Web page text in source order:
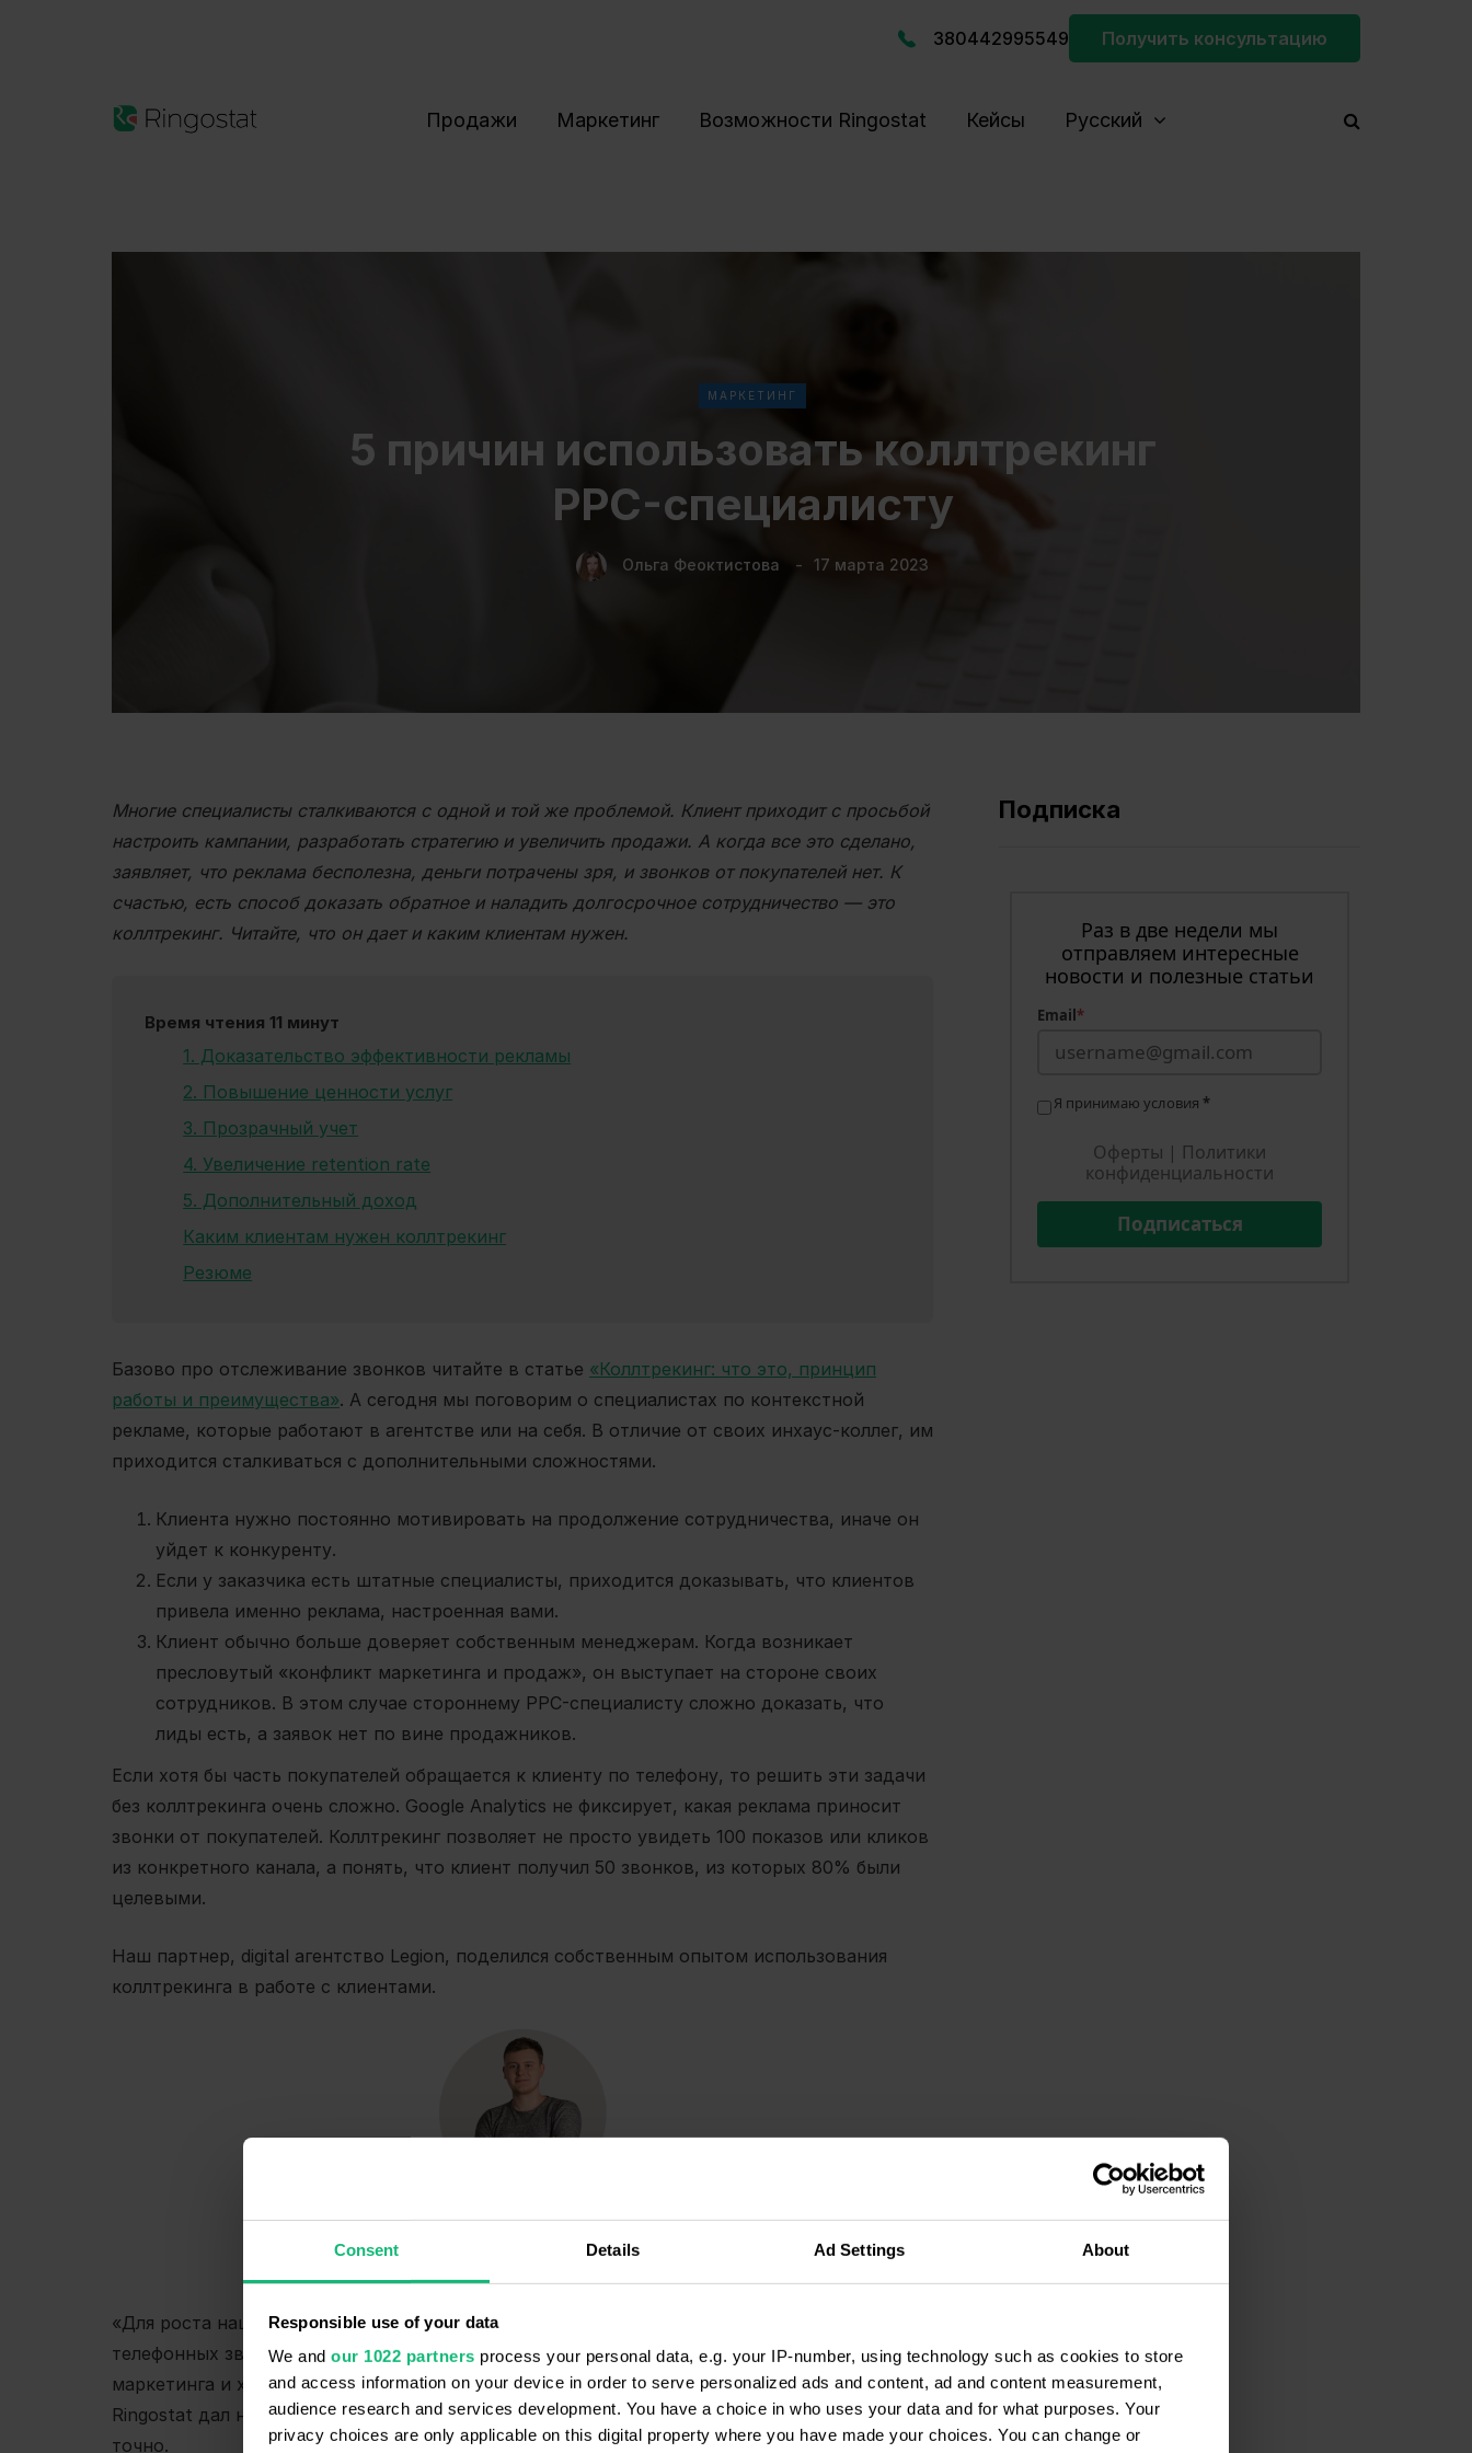
Consent Details Ad Settings About
Responsible use of your data
We and our 1022 partners process your personal data, e.g. your IP-number, using technology such as cookies to store
and access information on your device in order to serve personalized ads and content, ad and content measurement,
audience research and services development. You have a choice in who uses your data and for what purposes. Your
privacy choices are only applicable on this digital property where you have made your choices. You can change or
380442995549 Получить консультацию
Продажи Маркетинг Возможности Ringostat Кейсы Русский
МАРКЕТИНГ
5 причин использовать коллтрекинг
PPC-специалисту
Ольга Феоктистова 17 марта 2023
Многие специалисты сталкиваются с одной и той же проблемой. Клиент приходит с просьбой
настроить кампании, разработать стратегию и увеличить продажи. А когда все это сделано,
заявляет, что реклама бесполезна, деньги потрачены зря, и звонков от покупателей нет. К
счастью, есть способ доказать обратное и наладить долгосрочное сотрудничество — это
коллтрекинг. Читайте, что он дает и каким клиентам нужен.
Время чтения 11 минут
1. Доказательство эффективности рекламы
2. Повышение ценности услуг
3. Прозрачный учет
4. Увеличение retention rate
5. Дополнительный доход
Каким клиентам нужен коллтрекинг
Резюме
Базово про отслеживание звонков читайте в статье «Коллтрекинг: что это, принцип
работы и преимущества». А сегодня мы поговорим о специалистах по контекстной
рекламе, которые работают в агентстве или на себя. В отличие от своих инхаус-коллег, им
приходится сталкиваться с дополнительными сложностями.
Клиента нужно постоянно мотивировать на продолжение сотрудничества, иначе он
уйдет к конкуренту.
Если у заказчика есть штатные специалисты, приходится доказывать, что клиентов
привела именно реклама, настроенная вами.
Клиент обычно больше доверяет собственным менеджерам. Когда возникает
пресловутый «конфликт маркетинга и продаж», он выступает на стороне своих
сотрудников. В этом случае стороннему PPC-специалисту сложно доказать, что
лиды есть, а заявок нет по вине продажников.
Если хотя бы часть покупателей обращается к клиенту по телефону, то решить эти задачи
без коллтрекинга очень сложно. Google Analytics не фиксирует, какая реклама приносит
звонки от покупателей. Коллтрекинг позволяет не просто увидеть 100 показов или кликов
из конкретного канала, а понять, что клиент получил 50 звонков, из которых 80% были
целевыми.
Наш партнер, digital агентство Legion, поделился собственным опытом использования
коллтрекинга в работе с клиентами.
«Для роста нашего бизнеса нам важно отслеживать качество и, главное, количество
телефонных звонков, поступивших из рекламы. Ведь мы предоставляем услуги интернет-
маркетинга и хотим точно знать, насколько эффективны и прибыльны наши кампании.
Ringostat дал нам все нужные инструменты, чтобы мы могли делать это максимально
точно.
Подписка
Раз в две недели мы
отправляем интересные
новости и полезные статьи
Email*
Я принимаю условия *
Оферты | Политики
конфиденциальности
Подписаться